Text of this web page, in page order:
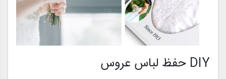
DIY حفظ لباس عروس